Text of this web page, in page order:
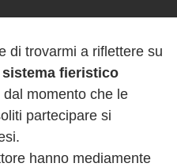
di trovarmi a riflettere su
fieristico
dal momento che le
partecipare si
hanno mediamente